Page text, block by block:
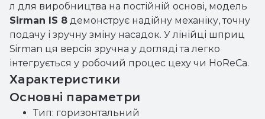
л для виробництва на постійній основі, модель
Sirman IS 8 демонструє надійну механіку, точну
подачу і зручну зміну насадок. У лінійці шприц
Sirman ця версія зручна у догляді та легко
інтегрується у робочий процес цеху чи HoReCa.
Характеристики
Основні параметри
Тип: горизонтальний